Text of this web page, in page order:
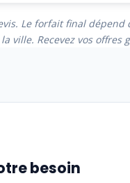
Le forfait final dépend
la ville. Recevez vos offres
besoin